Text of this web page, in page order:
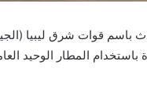
باسم قوات شرق ليبيا
باستخدام المطار الوحيد